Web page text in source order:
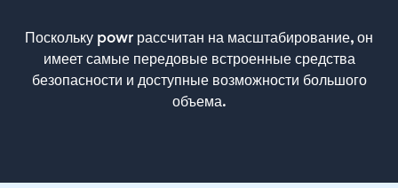
Поскольку powr рассчитан на масштабирование, он
имеет самые передовые встроенные средства
безопасности и доступные возможности большого
объема.